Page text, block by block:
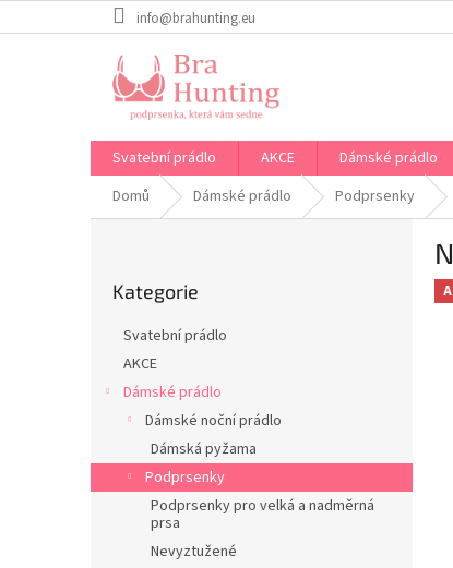
na
info@brahunting.eu
Svatební prádlo AKCE Dámské prádlo
Domů
Dámské prádlo Podprsenky
a
n
kategorie
Kategorie
Svatební prádlo
AKCE
Dámské prádlo
Dámské noční prádlo
Dámská pyžama
Podprsenky
Podprsenky pro velká a nadměrná
prsa
Nevyztužené